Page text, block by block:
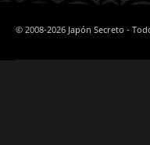
© 2008-2026 Japón Secreto -